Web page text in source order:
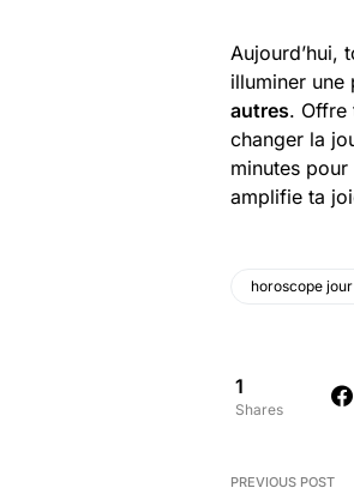
Aujourd’hui,
illuminer une
autres. Offre
changer la
minutes pour
amplifie ta
horoscope jour
1
Shares
PREVIOUS POST